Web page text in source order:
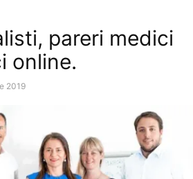
pareri medici
online.
2019